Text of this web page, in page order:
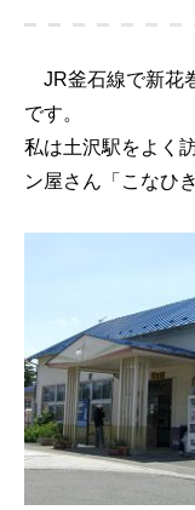
JR釜石線で新花
です。
私は土沢駅をよく
ン屋さん「こなひ